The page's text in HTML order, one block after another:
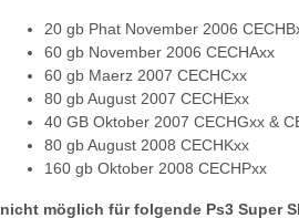
20 gb Phat November 2006
60 gb November 2006 CECHAxx
60 gb Maerz 2007 CECHCxx
80 gb August 2007 CECHExx
40 GB Oktober 2007 CECHGxx &
80 gb August 2008 CECHKxx
160 gb Oktober 2008 CECHPxx
nicht möglich für folgende Ps3 Super